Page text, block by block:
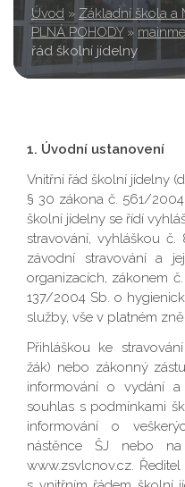
Úvod » Základní škola a
PLNÁ POHODY »
řád školní jídelny
1. Úvodní ustanovení
Vnitřní řád školní jídelny
§ 30 zákona č. 561/
školní jídelny se řídí
stravování, vyhláškou
závodní stravování a
organizacích, zákonem
137/2004 Sb. o
služby, vše v platném
Přihláškou ke
žák) nebo zákonný
informování o vydání
souhlas s podmínkami
informování o
nástěnce ŠJ nebo
www.zsvlcnov.cz.